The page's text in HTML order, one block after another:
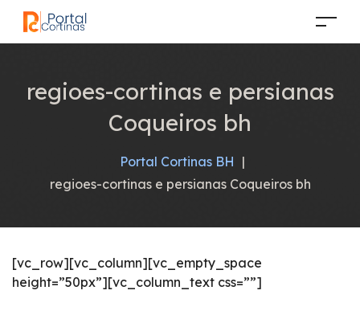
regioes-cortinas e persianas
Coqueiros bh
Portal Cortinas BH |
regioes-cortinas e persianas Coqueiros bh
[vc_row][vc_column][vc_empty_space
height=”50px”][vc_column_text css=””]